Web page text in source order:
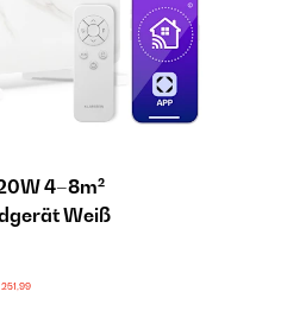
4–8m²
Weiß